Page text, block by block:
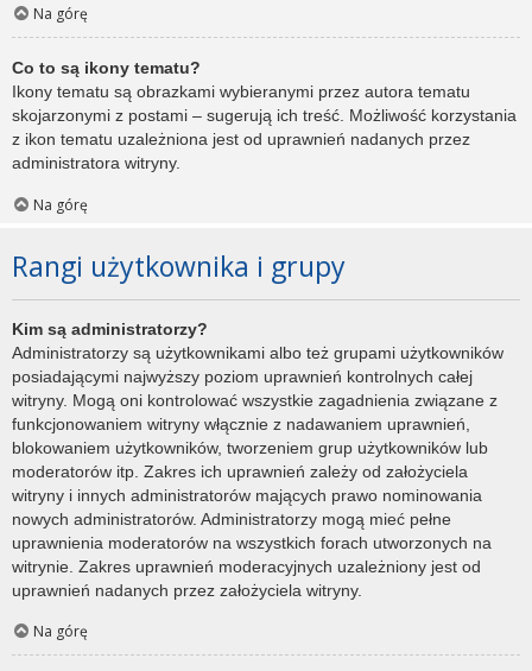
Na górę
Co to są ikony tematu?
Ikony tematu są obrazkami wybieranymi przez autora tematu
skojarzonymi z postami – sugerują ich treść. Możliwość korzystania
z ikon tematu uzależniona jest od uprawnień nadanych przez
administratora witryny.
Na górę
Rangi użytkownika i grupy
Kim są administratorzy?
Administratorzy są użytkownikami albo też grupami użytkowników
posiadającymi najwyższy poziom uprawnień kontrolnych całej
witryny. Mogą oni kontrolować wszystkie zagadnienia związane z
funkcjonowaniem witryny włącznie z nadawaniem uprawnień,
blokowaniem użytkowników, tworzeniem grup użytkowników lub
moderatorów itp. Zakres ich uprawnień zależy od założyciela
witryny i innych administratorów mających prawo nominowania
nowych administratorów. Administratorzy mogą mieć pełne
uprawnienia moderatorów na wszystkich forach utworzonych na
witrynie. Zakres uprawnień moderacyjnych uzależniony jest od
uprawnień nadanych przez założyciela witryny.
Na górę